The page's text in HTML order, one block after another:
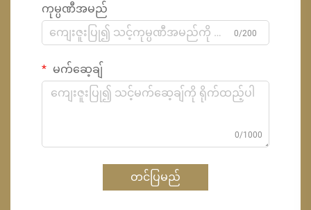
ကုမ္ပဏီအမည်
0/200
မက်ဆေ့ချ်
0/1000
တင်ပြမည်